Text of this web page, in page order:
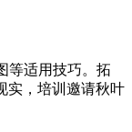
适用技巧。拓
实，培训邀请秋叶